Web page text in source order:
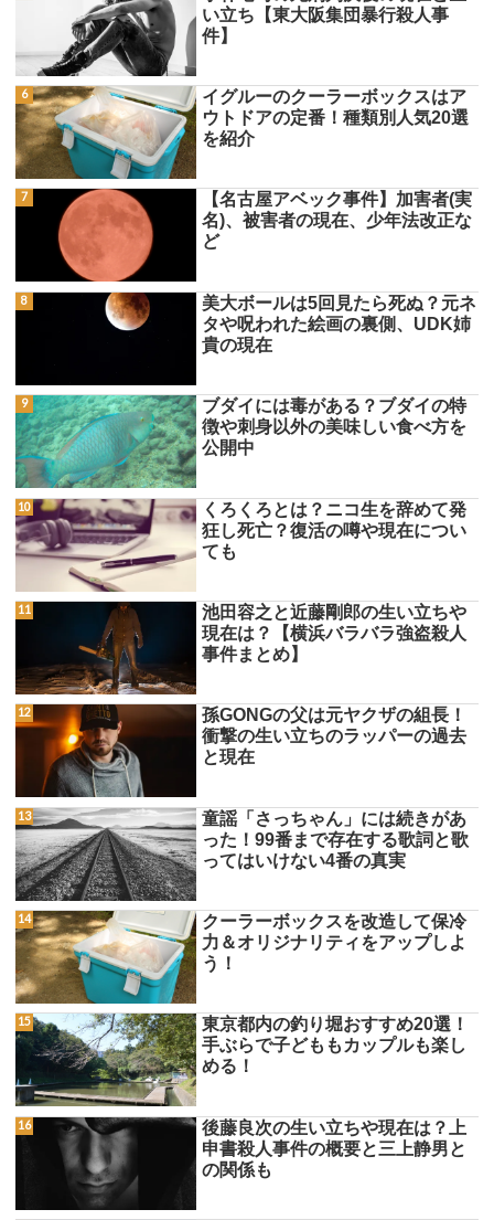
い立ち【東大阪集団暴行殺人事
件】
イグルーのクーラーボックスはア
ウトドアの定番！種類別人気20選
を紹介
【名古屋アベック事件】加害者(実
名)、被害者の現在、少年法改正な
ど
美大ボールは5回見たら死ぬ？元ネ
タや呪われた絵画の裏側、UDK姉
貴の現在
ブダイには毒がある？ブダイの特
徴や刺身以外の美味しい食べ方を
公開中
くろくろとは？ニコ生を辞めて発
狂し死亡？復活の噂や現在につい
ても
池田容之と近藤剛郎の生い立ちや
現在は？【横浜バラバラ強盗殺人
事件まとめ】
孫GONGの父は元ヤクザの組長！
衝撃の生い立ちのラッパーの過去
と現在
童謡「さっちゃん」には続きがあ
った！99番まで存在する歌詞と歌
ってはいけない4番の真実
クーラーボックスを改造して保冷
力＆オリジナリティをアップしよ
う！
東京都内の釣り堀おすすめ20選！
手ぶらで子どももカップルも楽し
める！
後藤良次の生い立ちや現在は？上
申書殺人事件の概要と三上静男と
の関係も